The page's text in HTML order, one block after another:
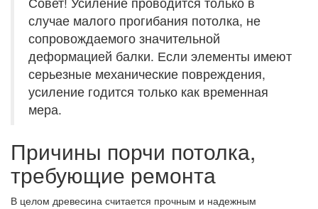
случае малого прогибания потолка, не
сопровождаемого значительной
деформацией балки. Если элементы имеют
серьезные механические повреждения,
усиление годится только как временная
мера.
Причины порчи потолка,
требующие ремонта
В целом древесина считается прочным и надежным